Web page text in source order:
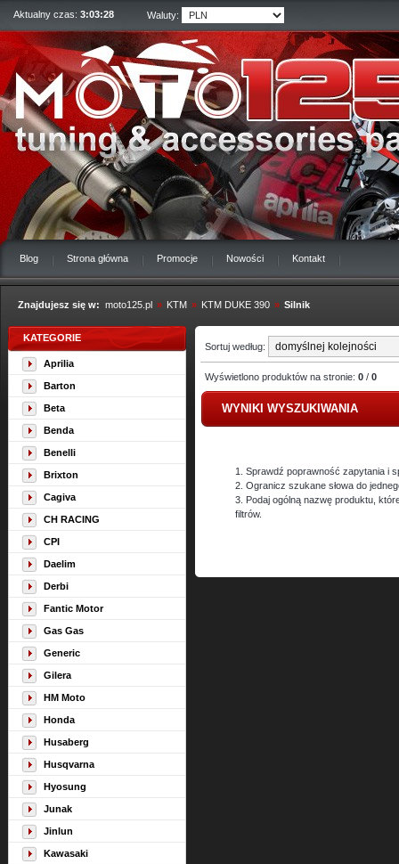
Aktualny czas: 3:03:28 Waluty:
Blog Strona główna Promocje Nowości Kontakt
Znajdujesz się w: moto125.pl » KTM » KTM DUKE 390 » Silnik
KATEGORIE
Aprilia
Barton
Beta
Benda
Benelli
Brixton
Cagiva
CH RACING
CPI
Daelim
Derbi
Fantic Motor
Gas Gas
Generic
Gilera
HM Moto
Honda
Husaberg
Husqvarna
Hyosung
Junak
Jinlun
Kawasaki
Sortuj według:
Wyświetlono produktów na stronie: 0 / 0
WYNIKI WYSZUKIWANIA
1. Sprawdź poprawność zapytania i
2. Ogranicz szukane słowa do
3. Podaj ogólną nazwę produktu,
filtrów.